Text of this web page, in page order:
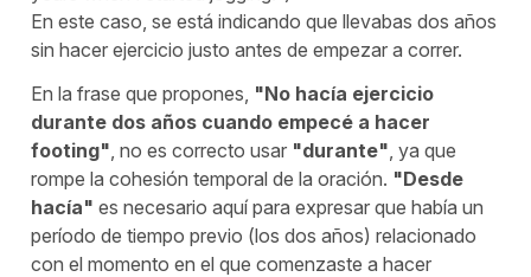
En este caso, se está indicando que llevabas dos años
sin hacer ejercicio justo antes de empezar a correr.
En la frase que propones, "No hacía ejercicio
durante dos años cuando empecé a hacer
footing" , no es correcto usar "durante" , ya que
rompe la cohesión temporal de la oración. "Desde
hacía" es necesario aquí para expresar que había un
período de tiempo previo (los dos años) relacionado
con el momento en el que comenzaste a hacer